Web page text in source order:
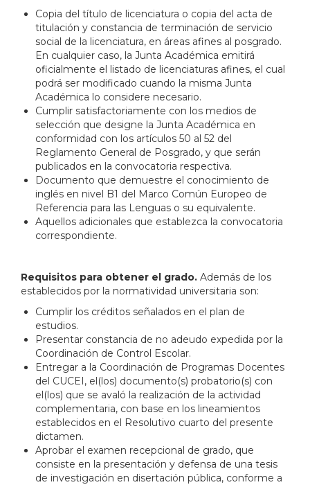
Copia del título de licenciatura o copia del acta de
titulación y constancia de terminación de servicio
social de la licenciatura, en áreas afines al posgrado.
En cualquier caso, la Junta Académica emitirá
oficialmente el listado de licenciaturas afines, el cual
podrá ser modificado cuando la misma Junta
Académica lo considere necesario.
Cumplir satisfactoriamente con los medios de
selección que designe la Junta Académica en
conformidad con los artículos 50 al 52 del
Reglamento General de Posgrado, y que serán
publicados en la convocatoria respectiva.
Documento que demuestre el conocimiento de
inglés en nivel B1 del Marco Común Europeo de
Referencia para las Lenguas o su equivalente.
Aquellos adicionales que establezca la convocatoria
correspondiente.
Requisitos para obtener el grado. Además de los
establecidos por la normatividad universitaria son:
Cumplir los créditos señalados en el plan de
estudios.
Presentar constancia de no adeudo expedida por la
Coordinación de Control Escolar.
Entregar a la Coordinación de Programas Docentes
del CUCEI, el(los) documento(s) probatorio(s) con
el(los) que se avaló la realización de la actividad
complementaria, con base en los lineamientos
establecidos en el Resolutivo cuarto del presente
dictamen.
Aprobar el examen recepcional de grado, que
consiste en la presentación y defensa de una tesis
de investigación en disertación pública, conforme a